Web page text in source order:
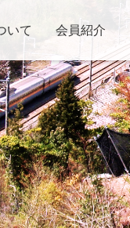
いて 会員紹介